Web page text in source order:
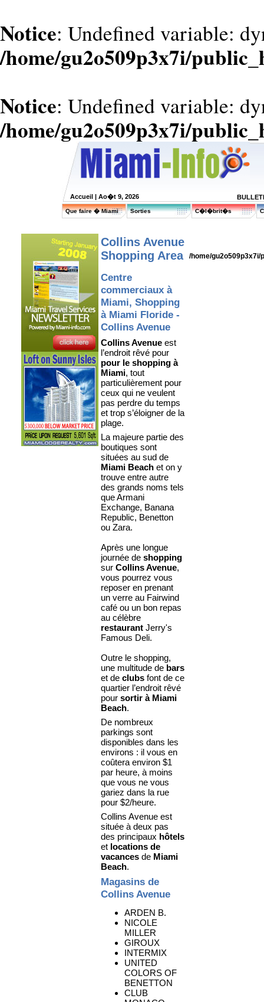
Notice: Undefined variable:
/home/gu2o509p3x7i/
Notice: Undefined variable:
/home/gu2o509p3x7i/
Accueil | Ao�t 9, 2026
Que faire � Miami Sorties C�l�brit�s
Collins Avenue
Shopping Area
/home/
Centre
commerciaux à
Miami, Shopping
à Miami Floride -
Collins Avenue
Collins Avenue est
l’endroit rêvé pour
pour le shopping à
Miami, tout
particulièrement pour
ceux qui ne veulent
pas perdre du temps
et trop s’éloigner de la
plage.
La majeure partie des
boutiques sont
situées au sud de
Miami Beach et on y
trouve entre autre
des grands noms tels
que Armani
Exchange, Banana
Republic, Benetton
ou Zara.
Après une longue
journée de shopping
sur Collins Avenue,
vous pourrez vous
reposer en prenant
un verre au Fairwind
café ou un bon repas
au célèbre
restaurant Jerry's
Famous Deli.
Outre le shopping,
une multitude de bars
et de clubs font de ce
quartier l’endroit rêvé
pour sortir à Miami
Beach.
De nombreux
parkings sont
disponibles dans les
environs : il vous en
coûtera environ $1
par heure, à moins
que vous ne vous
gariez dans la rue
pour $2/heure.
Collins Avenue est
située à deux pas
des principaux hôtels
et locations de
vacances de Miami
Beach.
Magasins de
Collins Avenue
ARDEN B.
NICOLE
MILLER
GIROUX
INTERMIX
UNITED
COLORS OF
BENETTON
CLUB